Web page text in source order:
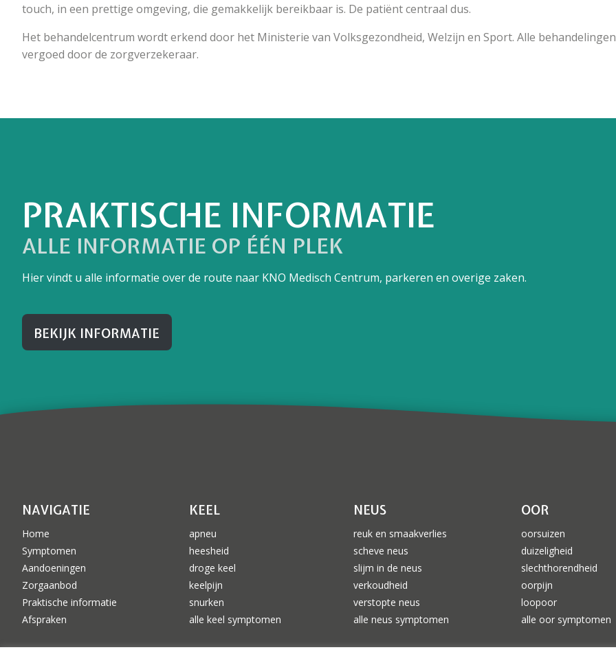
touch, in een prettige omgeving, die gemakkelijk bereikbaar is. De patiënt centraal dus.
Het behandelcentrum wordt erkend door het Ministerie van Volksgezondheid, Welzijn en Sport. Alle
vergoed door de zorgverzekeraar.
PRAKTISCHE INFORMATIE
ALLE INFORMATIE OP ÉÉN PLEK
Hier vindt u alle informatie over de route naar KNO Medisch Centrum, parkeren en overige zaken.
BEKIJK INFORMATIE
NAVIGATIE
Home
Symptomen
Aandoeningen
Zorgaanbod
Praktische informatie
Afspraken
KEEL
apneu
heesheid
droge keel
keelpijn
snurken
alle keel symptomen
NEUS
reuk en smaakverlies
scheve neus
slijm in de neus
verkoudheid
verstopte neus
alle neus symptomen
OOR
oorsuizen
duizeligheid
slechthorendheid
oorpijn
loopoor
alle oor symptomen